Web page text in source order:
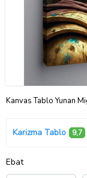
Kanvas Tablo Yunan
Karizma Tablo 9,7
Ebat